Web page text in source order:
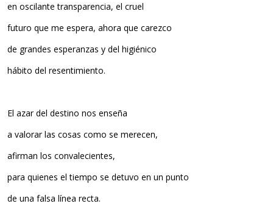
en oscilante transparencia, el cruel
futuro que me espera, ahora que carezco
de grandes esperanzas y del higiénico
hábito del resentimiento.
El azar del destino nos enseña
a valorar las cosas como se merecen,
afirman los convalecientes,
para quienes el tiempo se detuvo en un punto
de una falsa línea recta.